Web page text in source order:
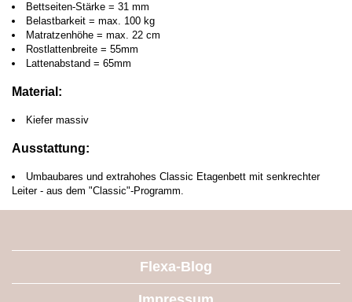
Bettseiten-Stärke = 31 mm
Belastbarkeit = max. 100 kg
Matratzenhöhe = max. 22 cm
Rostlattenbreite = 55mm
Lattenabstand = 65mm
Material:
Kiefer massiv
Ausstattung:
Umbaubares und extrahohes Classic Etagenbett mit senkrechter
Leiter - aus dem "Classic"-Programm.
Flexa-Blog